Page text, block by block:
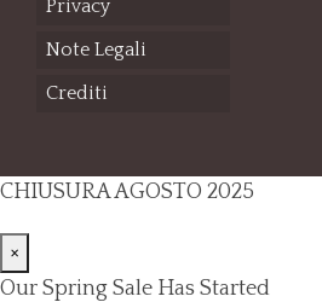
Privacy
Note Legali
Crediti
CHIUSURA AGOSTO 2025
×
Our Spring Sale Has Started